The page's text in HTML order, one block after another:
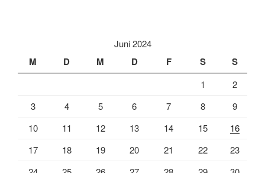
Juni 2024
M D M D F S S
1
2
3
4 5 6 7 8
9
10
11 12 13 14 15
16
17
18 19 20 21 22
23